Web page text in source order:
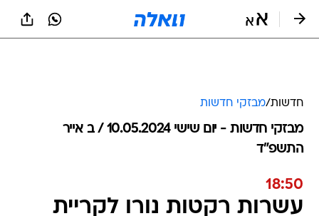
חדשות/מבזקי חדשות
מבזקי חדשות - יום שישי 10.05.2024 / ב אייר
התשפ"ד
18:50
עשרות רקטות נורו לקריית